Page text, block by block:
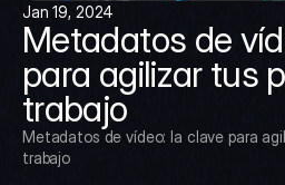
Jan 19, 2024
Metadatos de
para agilizar tus
trabajo
Metadatos de vídeo: la clave para
trabajo